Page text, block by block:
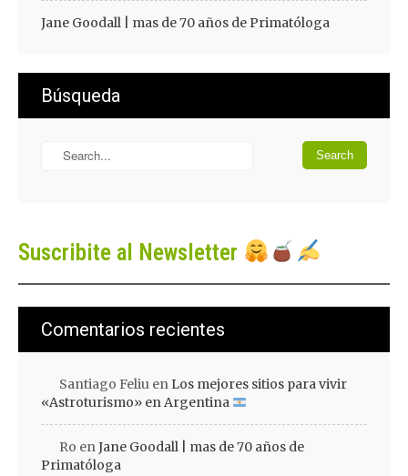
Jane Goodall | mas de 70 años de Primatóloga
Búsqueda
Suscribite al Newsletter
Comentarios recientes
Santiago Feliu en Los mejores sitios para vivir
«Astroturismo» en Argentina
Ro enJane Goodall | mas de 70 años de
Primatóloga